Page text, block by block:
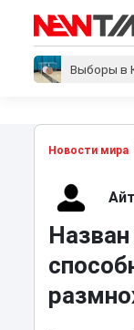
Выборы в
Новости мира